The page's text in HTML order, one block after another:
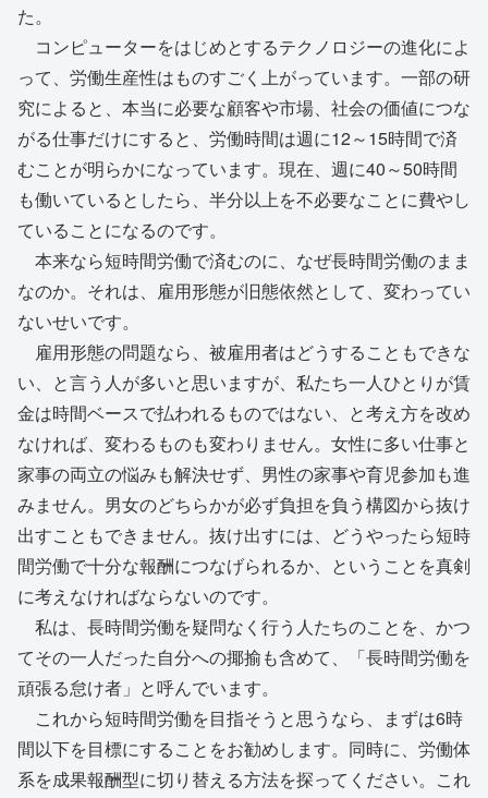
た。
コンピューターをはじめとするテクノロジーの進化によ
って、労働生産性はものすごく上がっています。一部の研
究によると、本当に必要な顧客や市場、社会の価値につな
がる仕事だけにすると、労働時間は週に12～15時間で済
むことが明らかになっています。現在、週に40～50時間
も働いているとしたら、半分以上を不必要なことに費やし
ていることになるのです。
本来なら短時間労働で済むのに、なぜ長時間労働のまま
なのか。それは、雇用形態が旧態依然として、変わってい
ないせいです。
雇用形態の問題なら、被雇用者はどうすることもできな
い、と言う人が多いと思いますが、私たち一人ひとりが賃
金は時間ベースで払われるものではない、と考え方を改め
なければ、変わるものも変わりません。女性に多い仕事と
家事の両立の悩みも解決せず、男性の家事や育児参加も進
みません。男女のどちらかが必ず負担を負う構図から抜け
出すこともできません。抜け出すには、どうやったら短時
間労働で十分な報酬につなげられるか、ということを真剣
に考えなければならないのです。
私は、長時間労働を疑問なく行う人たちのことを、かつ
てその一人だった自分への揶揄も含めて、「長時間労働を
頑張る怠け者」と呼んでいます。
これから短時間労働を目指そうと思うなら、まずは6時
間以下を目標にすることをお勧めします。同時に、労働体
系を成果報酬型に切り替える方法を探ってください。これ